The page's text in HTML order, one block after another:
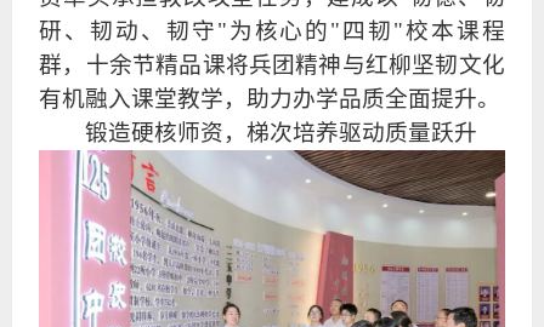
研、韧动、韧守"为核心的"四韧"校本课程
群，十余节精品课将兵团精神与红柳坚韧文化
有机融入课堂教学，助力办学品质全面提升。
锻造硬核师资，梯次培养驱动质量跃升